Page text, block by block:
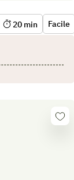
20 min Facile